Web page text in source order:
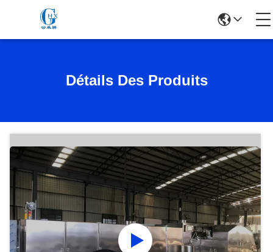
Détails Des Produits